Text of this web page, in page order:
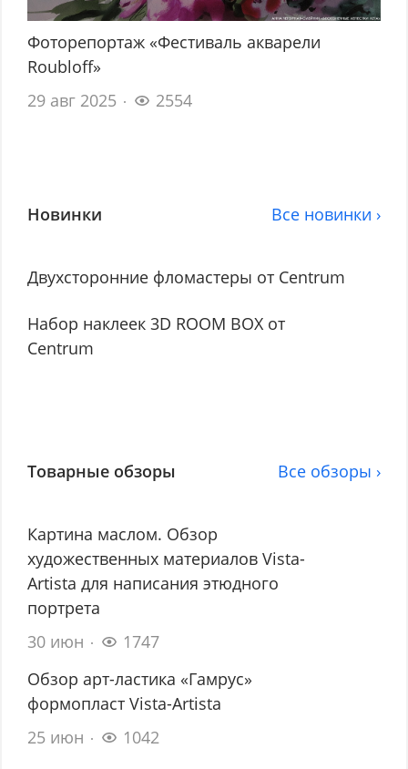
Фоторепортаж «Фестиваль акварели
Roubloff»
29 авг 2025
2554
Новинки Все новинки ›
Двухсторонние фломастеры от Centrum
Набор наклеек 3D ROOM BOX от
Centrum
Товарные обзоры Все обзоры ›
Картина маслом. Обзор
художественных материалов Vista-
Artista для написания этюдного
портрета
30 июн
1747
Обзор арт-ластика «Гамрус»
формопласт Vista-Artista
25 июн
1042